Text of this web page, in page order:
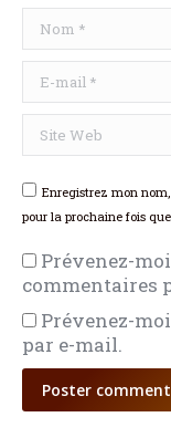
Nom *
E-mail *
Site Web
Enregistrez mon
pour la prochaine fois
Prévenez-
commentaires
Prévenez-
par e-mail.
Poster